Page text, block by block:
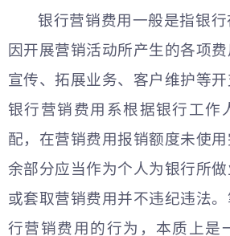
银行营销费用一般是指银
因开展营销活动所产生的各项
宣传、拓展业务、客户维护等开
银行营销费用系根据银行工作
配，在营销费用报销额度未使
余部分应当作为个人为银行所
或套取营销费用并不违纪违法
行营销费用的行为，本质上是